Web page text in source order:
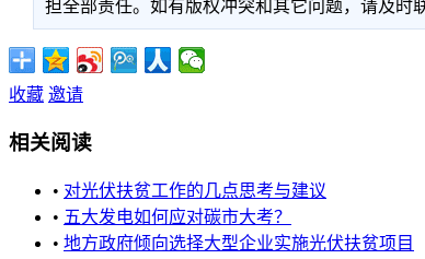
担全部责任。如有版权冲突和其它问题，请及时
收藏 邀请
相关阅读
• 对光伏扶贫工作的几点思考与建议
• 五大发电如何应对碳市大考？
• 地方政府倾向选择大型企业实施光伏扶贫项目